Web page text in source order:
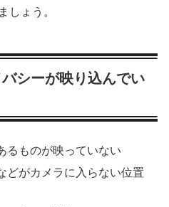
しょう。
シーが映り込んでい
るものが映っていない
どがカメラに入らない位置